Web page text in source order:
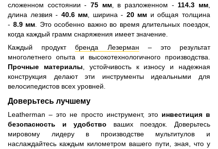
сложенном состоянии - 75 мм, в разложенном - 114.3 мм
длина лезвия - 40.6 мм , ширина - 20 мм и общая толщина
- 8.9 мм . Это особенно важно во время длительных поездок,
когда каждый грамм снаряжения имеет значение.
Каждый продуктбренда Лезерман – это результат
многолетнего опыта и высокотехнологичного производства.
Прочные материалы , устойчивость к износу и надежная
конструкция делают эти инструменты идеальными для
велосипедистов всех уровней.
Доверьтесь лучшему
Leatherman – это не просто инструмент, это инвестиция в
безопасность и удобство ваших поездок. Доверьтесь
мировому лидеру в производстве мультитулов и
наслаждайтесь каждым километром вашего пути, зная, что у